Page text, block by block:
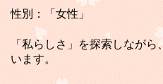
性別：「女性」
「私らしさ」を探索しなが
います。